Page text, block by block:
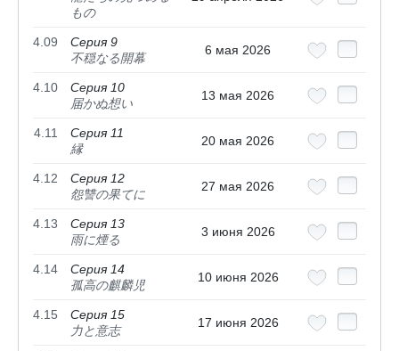
もの
4.09
Серия 9
不穏なる開幕
6 мая 2026
4.10
Серия 10
届かぬ想い
13 мая 2026
4.11
Серия 11
縁
20 мая 2026
4.12
Серия 12
怨讐の果てに
27 мая 2026
4.13
Серия 13
雨に煙る
3 июня 2026
4.14
Серия 14
孤高の麒麟児
10 июня 2026
4.15
Серия 15
力と意志
17 июня 2026